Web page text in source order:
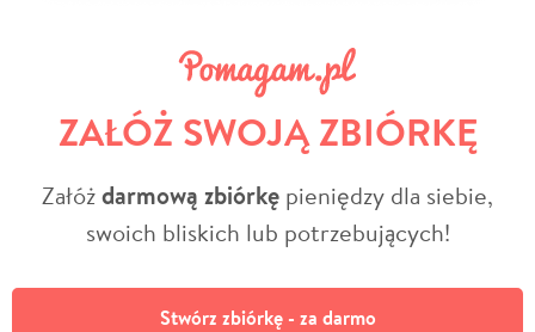
ZAŁÓŻ SWOJĄ ZBIÓRKĘ
Załóżdarmową zbiórkę pieniędzy dla siebie,
swoich bliskich lub potrzebujących!
Stwórz zbiórkę - za darmo